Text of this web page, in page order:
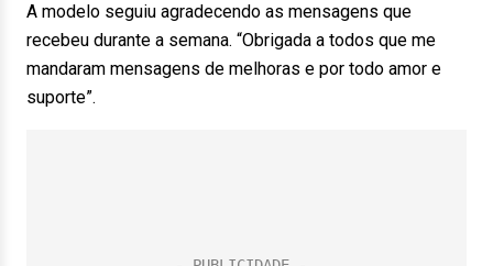
A modelo seguiu agradecendo as mensagens que
recebeu durante a semana. “Obrigada a todos que me
mandaram mensagens de melhoras e por todo amor e
suporte”.